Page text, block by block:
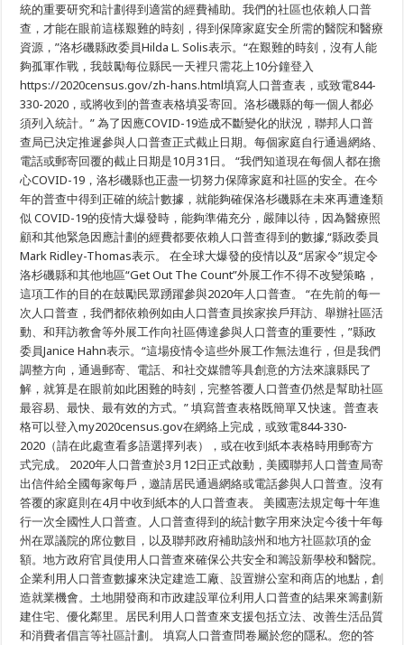
統的重要研究和計劃得到適當的經費補助。我們的社區也依賴人口普
查，才能在眼前這樣艱難的時刻，得到保障家庭安全所需的醫院和醫療
資源，”洛杉磯縣政委員Hilda L. Solis表示。“在艱難的時刻，沒有人能
夠孤軍作戰，我鼓勵每位縣民一天裡只需花上10分鐘登入
https://2020census.gov/zh-hans.html填寫人口普查表，或致電844-
330-2020，或將收到的普查表格填妥寄回。洛杉磯縣的每一個人都必
須列入統計。” 為了因應COVID-19造成不斷變化的狀況，聯邦人口普
查局已決定推遲參與人口普查正式截止日期。每個家庭自行通過網絡、
電話或郵寄回覆的截止日期是10月31日。 “我們知道現在每個人都在擔
心COVID-19，洛杉磯縣也正盡一切努力保障家庭和社區的安全。在今
年的普查中得到正確的統計數據，就能夠確保洛杉磯縣在未來再遭逢類
似 COVID-19的疫情大爆發時，能夠準備充分，嚴陣以待，因為醫療照
顧和其他緊急因應計劃的經費都要依賴人口普查得到的數據,“縣政委員
Mark Ridley-Thomas表示。 在全球大爆發的疫情以及“居家令”規定令
洛杉磯縣和其他地區“Get Out The Count”外展工作不得不改變策略，
這項工作的目的在鼓勵民眾踴躍參與2020年人口普查。 “在先前的每一
次人口普查，我們都依賴例如由人口普查員挨家挨戶拜訪、舉辦社區活
動、和拜訪教會等外展工作向社區傳達參與人口普查的重要性，”縣政
委員Janice Hahn表示。“這場疫情令這些外展工作無法進行，但是我們
調整方向，通過郵寄、電話、和社交媒體等具創意的方法來讓縣民了
解，就算是在眼前如此困難的時刻，完整答覆人口普查仍然是幫助社區
最容易、最快、最有效的方式。” 填寫普查表格既簡單又快速。普查表
格可以登入my2020census.gov在網絡上完成，或致電844-330-
2020（請在此處查看多語選擇列表），或在收到紙本表格時用郵寄方
式完成。 2020年人口普查於3月12日正式啟動，美國聯邦人口普查局寄
出信件給全國每家每戶，邀請居民通過網絡或電話參與人口普查。沒有
答覆的家庭則在4月中收到紙本的人口普查表。 美國憲法規定每十年進
行一次全國性人口普查。人口普查得到的統計數字用來決定今後十年每
州在眾議院的席位數目，以及聯邦政府補助該州和地方社區款項的金
額。地方政府官員使用人口普查來確保公共安全和籌設新學校和醫院。
企業利用人口普查數據來決定建造工廠、設置辦公室和商店的地點，創
造就業機會。土地開發商和市政建設單位利用人口普查的結果來籌劃新
建住宅、優化鄰里。居民利用人口普查來支援包括立法、改善生活品質
和消費者倡言等社區計劃。 填寫人口普查問卷屬於您的隱私。您的答